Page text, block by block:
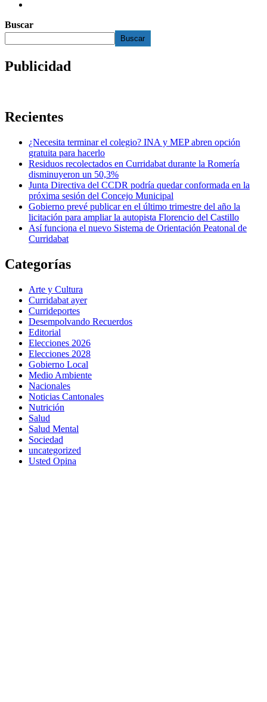
Buscar
Buscar
Publicidad
Recientes
¿Necesita terminar el colegio? INA y MEP abren opción
gratuita para hacerlo
Residuos recolectados en Curridabat durante la Romería
disminuyeron un 50,3%
Junta Directiva del CCDR podría quedar conformada en la
próxima sesión del Concejo Municipal
Gobierno prevé publicar en el último trimestre del año la
licitación para ampliar la autopista Florencio del Castillo
Así funciona el nuevo Sistema de Orientación Peatonal de
Curridabat
Categorías
Arte y Cultura
Curridabat ayer
Currideportes
Desempolvando Recuerdos
Editorial
Elecciones 2026
Elecciones 2028
Gobierno Local
Medio Ambiente
Nacionales
Noticias Cantonales
Nutrición
Salud
Salud Mental
Sociedad
uncategorized
Usted Opina